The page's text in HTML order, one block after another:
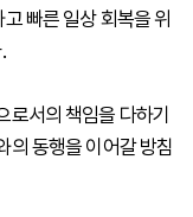
빠른 일상 회복을 위
로서의 책임을 다하기
의 동행을 이어갈 방침